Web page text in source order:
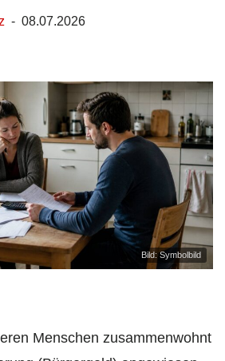
08.07.2026
Bild: Symbolbild
Menschen zusammenwohnt